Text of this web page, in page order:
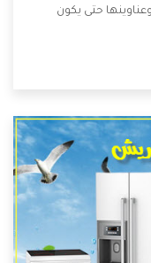
حتى يكون
لكى نحافظ